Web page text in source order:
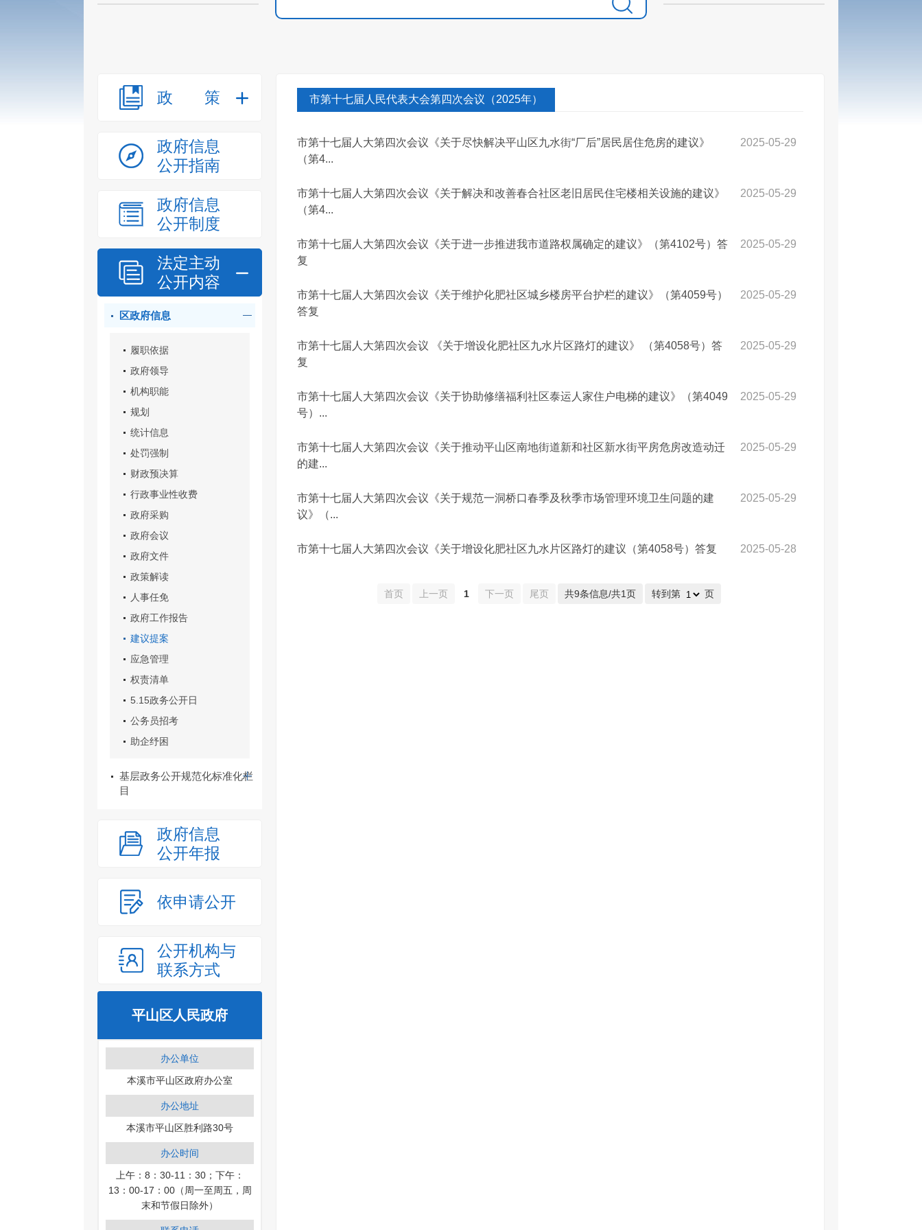
政策
政府信息
公开指南
政府信息
公开制度
法定主动
公开内容
区政府信息
履职依据
政府领导
机构职能
规划
统计信息
处罚强制
财政预决算
行政事业性收费
政府采购
政府会议
政府文件
政策解读
人事任免
政府工作报告
建议提案
应急管理
权责清单
5.15政务公开日
公务员招考
助企纾困
基层政务公开规范化标准化栏
目
政府信息
公开年报
依申请公开
公开机构与
联系方式
平山区人民政府
办公单位
本溪市平山区政府办公室
办公地址
本溪市平山区胜利路30号
办公时间
上午：8：30-11：30；下午：
13：00-17：00（周一至周五，周
末和节假日除外）
市第十七届人民代表大会第四次会议（2025年）
2025-05-29
市第十七届人大第四次会议《关于尽快解决平山区九水街“厂后”居民居住危房的建议》
（第4...
2025-05-29
市第十七届人大第四次会议《关于解决和改善春合社区老旧居民住宅楼相关设施的建议》
（第4...
2025-05-29
市第十七届人大第四次会议《关于进一步推进我市道路权属确定的建议》（第4102号）答
复
2025-05-29
市第十七届人大第四次会议《关于维护化肥社区城乡楼房平台护栏的建议》（第4059号）
答复
2025-05-29
市第十七届人大第四次会议 《关于增设化肥社区九水片区路灯的建议》 （第4058号）答
复
2025-05-29
市第十七届人大第四次会议《关于协助修缮福利社区泰运人家住户电梯的建议》（第4049
号）...
2025-05-29
市第十七届人大第四次会议《关于推动平山区南地街道新和社区新水街平房危房改造动迁
的建...
2025-05-29
市第十七届人大第四次会议《关于规范一洞桥口春季及秋季市场管理环境卫生问题的建
议》（...
2025-05-28
市第十七届人大第四次会议《关于增设化肥社区九水片区路灯的建议（第4058号）答复
首页 上一页 1 下一页 尾页 共9条信息/共1页 转到第 页